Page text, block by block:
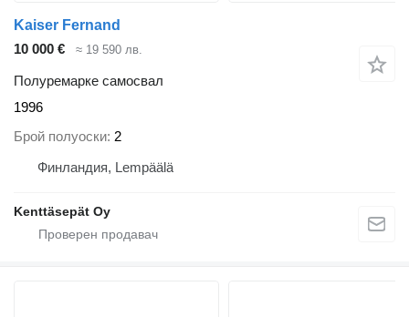
Kaiser Fernand
10 000 €
≈ 19 590 лв.
Полуремарке самосвал
1996
Брой полуоски 2
Финландия, Lempäälä
Kenttäsepät Oy